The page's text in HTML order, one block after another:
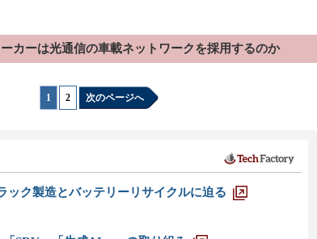
カーは光通信の車載ネットワークを採用するのか
1 2 次のページへ
ック製造とバッテリーリサイクルに迫る